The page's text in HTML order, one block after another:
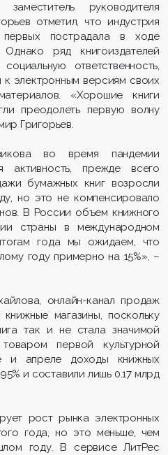
руководителя
отметил, что индустрия
пострадала в ходе
ряд книгоиздателей
ответственность,
к электронным версиям своих
«Хорошие книги
преодолеть первую волну
Григорьев.
во время пандемии
активность, прежде всего
бумажных книг возросли
но это не компенсировало
В России объем книжного
страны в международном
года мы ожидаем, что
году примерно на 15%», –
онлайн-канал продаж
магазины, поскольку
так и не стала значимой
первой культурной
и апреле доходы книжных
и составили лишь 0.17 млрд
рост рынка электронных
года, но это меньше, чем
году. В сервисе ЛитРес